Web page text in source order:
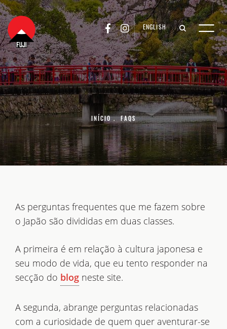
ENGLISH
INÍCIO.FAQS
As perguntas frequentes que me fazem sobre
o Japão são divididas em duas classes.
A primeira é em relação à cultura japonesa e
seu modo de vida, que eu tento responder na
secção do blog neste site.
A segunda, abrange perguntas relacionadas
com a curiosidade de quem quer aventurar-se